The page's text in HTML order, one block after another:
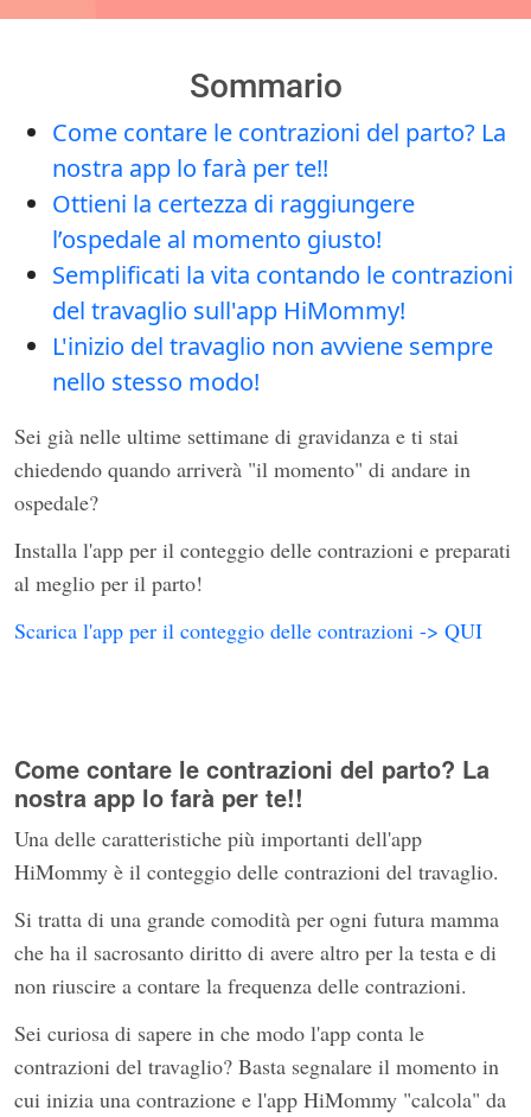
Sommario
Come contare le contrazioni del parto? La
nostra app lo farà per te!!
Ottieni la certezza di raggiungere
l’ospedale al momento giusto!
Semplificati la vita contando le contrazioni
del travaglio sull'app HiMommy!
L'inizio del travaglio non avviene sempre
nello stesso modo!
Sei già nelle ultime settimane di gravidanza e ti stai
chiedendo quando arriverà "il momento" di andare in
ospedale?
Installa l'app per il conteggio delle contrazioni e preparati
al meglio per il parto!
Scarica l'app per il conteggio delle contrazioni -> QUI
Come contare le contrazioni del parto? La
nostra app lo farà per te!!
Una delle caratteristiche più importanti dell'app
HiMommy è il conteggio delle contrazioni del travaglio.
Si tratta di una grande comodità per ogni futura mamma
che ha il sacrosanto diritto di avere altro per la testa e di
non riuscire a contare la frequenza delle contrazioni.
Sei curiosa di sapere in che modo l'app conta le
contrazioni del travaglio? Basta segnalare il momento in
cui inizia una contrazione e l'app HiMommy "calcola" da